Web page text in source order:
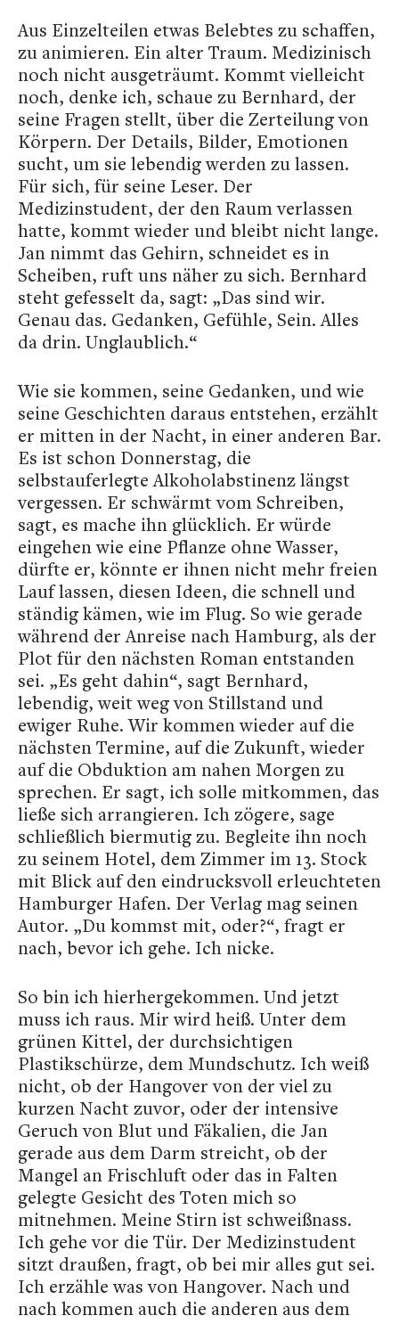
Aus Einzelteilen etwas Belebtes zu schaffen,
zu animieren. Ein alter Traum. Medizinisch
noch nicht ausgeträumt. Kommt vielleicht
noch, denke ich, schaue zu Bernhard, der
seine Fragen stellt, über die Zerteilung von
Körpern. Der Details, Bilder, Emotionen
sucht, um sie lebendig werden zu lassen.
Für sich, für seine Leser. Der
Medizinstudent, der den Raum verlassen
hatte, kommt wieder und bleibt nicht lange.
Jan nimmt das Gehirn, schneidet es in
Scheiben, ruft uns näher zu sich. Bernhard
steht gefesselt da, sagt: „Das sind wir.
Genau das. Gedanken, Gefühle, Sein. Alles
da drin. Unglaublich.“
Wie sie kommen, seine Gedanken, und wie
seine Geschichten daraus entstehen, erzählt
er mitten in der Nacht, in einer anderen Bar.
Es ist schon Donnerstag, die
selbstauferlegte Alkoholabstinenz längst
vergessen. Er schwärmt vom Schreiben,
sagt, es mache ihn glücklich. Er würde
eingehen wie eine Pflanze ohne Wasser,
dürfte er, könnte er ihnen nicht mehr freien
Lauf lassen, diesen Ideen, die schnell und
ständig kämen, wie im Flug. So wie gerade
während der Anreise nach Hamburg, als der
Plot für den nächsten Roman entstanden
sei. „Es geht dahin“, sagt Bernhard,
lebendig, weit weg von Stillstand und
ewiger Ruhe. Wir kommen wieder auf die
nächsten Termine, auf die Zukunft, wieder
auf die Obduktion am nahen Morgen zu
sprechen. Er sagt, ich solle mitkommen, das
ließe sich arrangieren. Ich zögere, sage
schließlich biermutig zu. Begleite ihn noch
zu seinem Hotel, dem Zimmer im 13. Stock
mit Blick auf den eindrucksvoll erleuchteten
Hamburger Hafen. Der Verlag mag seinen
Autor. „Du kommst mit, oder?“, fragt er
nach, bevor ich gehe. Ich nicke.
So bin ich hierhergekommen. Und jetzt
muss ich raus. Mir wird heiß. Unter dem
grünen Kittel, der durchsichtigen
Plastikschürze, dem Mundschutz. Ich weiß
nicht, ob der Hangover von der viel zu
kurzen Nacht zuvor, oder der intensive
Geruch von Blut und Fäkalien, die Jan
gerade aus dem Darm streicht, ob der
Mangel an Frischluft oder das in Falten
gelegte Gesicht des Toten mich so
mitnehmen. Meine Stirn ist schweißnass.
Ich gehe vor die Tür. Der Medizinstudent
sitzt draußen, fragt, ob bei mir alles gut sei.
Ich erzähle was von Hangover. Nach und
nach kommen auch die anderen aus dem